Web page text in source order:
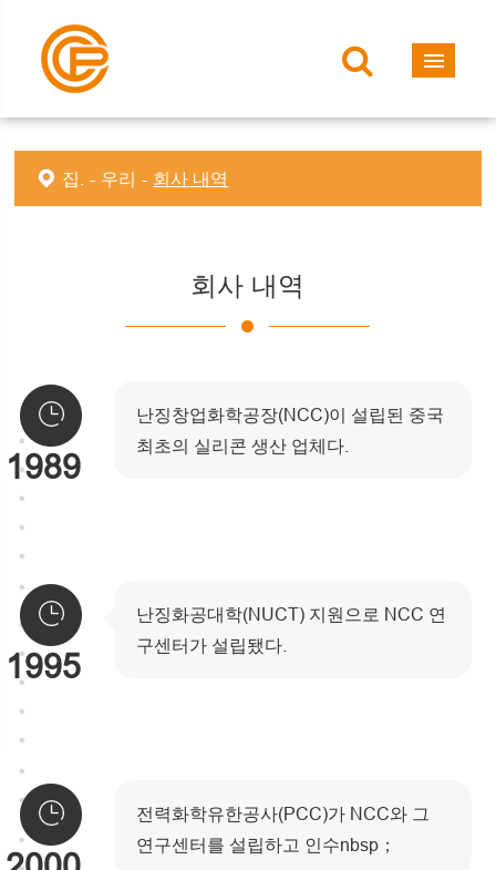
집. 우리 회사 내역
회사 내역
1989
난징창업화학공장(NCC)이 설립된 중국
최초의 실리콘 생산 업체다.
1995
난징화공대학(NUCT) 지원으로 NCC 연
구센터가 설립됐다.
전력화학유한공사(PCC)가 NCC와 그
연구센터를 설립하고 인수nbsp；